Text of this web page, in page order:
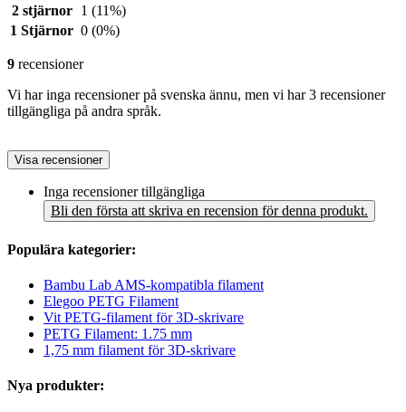
2 stjärnor
1 (11%)
1 Stjärnor 0 (0%)
9 recensioner
Vi har inga recensioner på svenska ännu, men vi har 3 recensioner
tillgängliga på andra språk.
Visa recensioner
Inga recensioner tillgängliga
Bli den första att skriva en recension för denna produkt.
Populära kategorier:
Bambu Lab AMS-kompatibla filament
Elegoo PETG Filament
Vit PETG-filament för 3D-skrivare
PETG Filament: 1.75 mm
1,75 mm filament för 3D-skrivare
Nya produkter: